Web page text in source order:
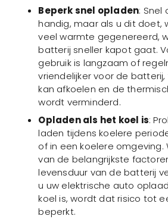
Beperk snel opladen: Snel
handig, maar als u dit doet,
veel warmte gegenereerd,
batterij sneller kapot gaat.
gebruik is langzaam of
vriendelijker voor de
kan afkoelen en de
wordt verminderd.
Opladen als het koel is:
laden tijdens koelere
of in een koelere omgeving.
van de belangrijkste
levensduur van de batterij
u uw elektrische auto
koel is, wordt dat risico tot
beperkt.